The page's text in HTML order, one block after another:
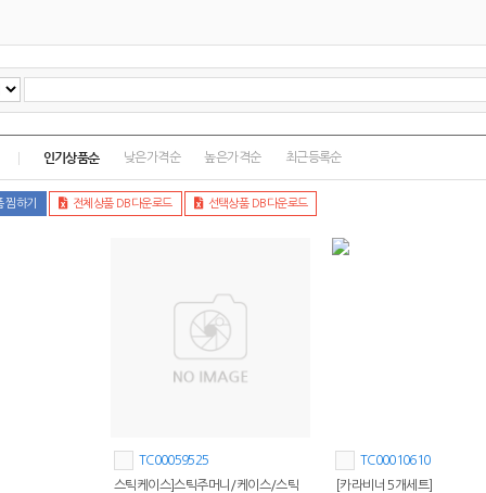
인기상품순 낮은가격순 높은가격순 최근등록순
찜하기 전체상품 DB다운로드 선택상품 DB다운로드
TC00059525
스틱케이스]스틱주머니/케이스/스틱
TC00010610
[카라비너 5개세트]